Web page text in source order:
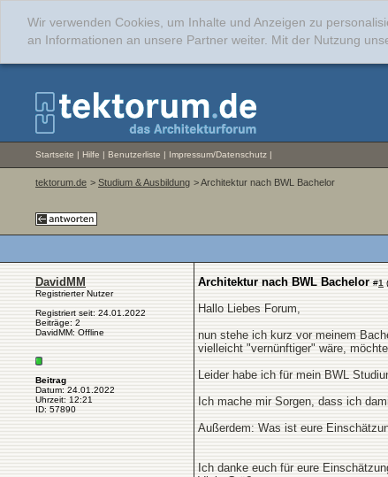
Wir verwenden Cookies, um Inhalte und Anzeigen zu
an Informationen an unsere Partner weiter. Mit der Nutzung
Startseite | Hilfe | Benutzerliste | Impressum/Datenschutz |
tektorum.de > Studium & Ausbildung > Architektur nach BWL Bachelor
DavidMM
Registrierter Nutzer
Registriert seit: 24.01.2022
Beiträge: 2
DavidMM: Offline
Beitrag
Datum: 24.01.2022
Uhrzeit: 12:21
ID: 57890
Architektur nach BWL Bachelor #1 (
Hallo Liebes Forum,
nun stehe ich kurz vor meinem
vielleicht "vernünftiger" wäre,
Leider habe ich für mein BWL
Ich mache mir Sorgen, dass ich
Außerdem: Was ist eure
Ich danke euch für eure